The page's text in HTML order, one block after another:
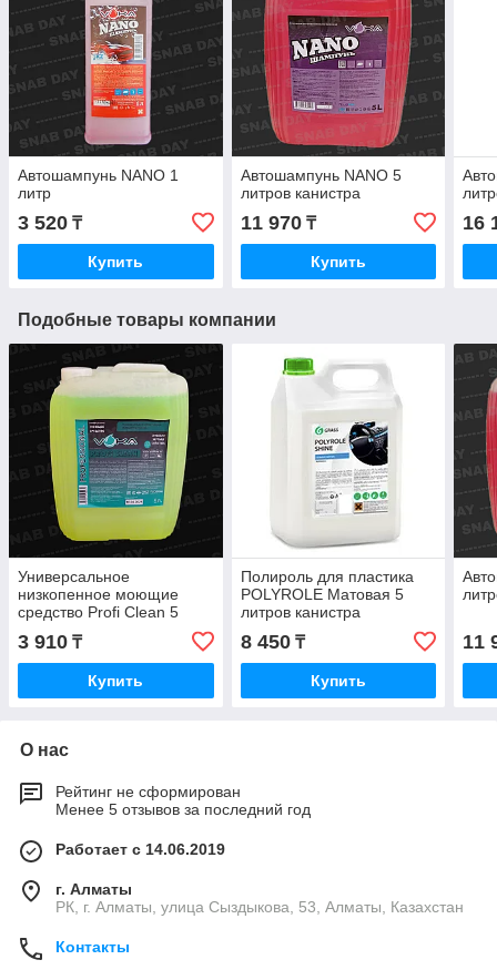
Автошампунь NANO 1
литр
3 520 ₸
Купить
Автошампунь NANO 5
литров канистра
11 970₸
Купить
16
Подобные товары компании
Универсальное
низкопенное моющие
средство Profi Clean 5
3 910 ₸
Купить
Полироль для пластика
POLYROLE Матовая 5
литров канистра
8 450₸
Купить
11
О нас
Рейтинг не сформирован
Менее 5 отзывов за последний год
Работает с 14.06.2019
г. Алматы
РК, г. Алматы, улица Сыздыкова, 53, Алматы, Казахстан
Контакты